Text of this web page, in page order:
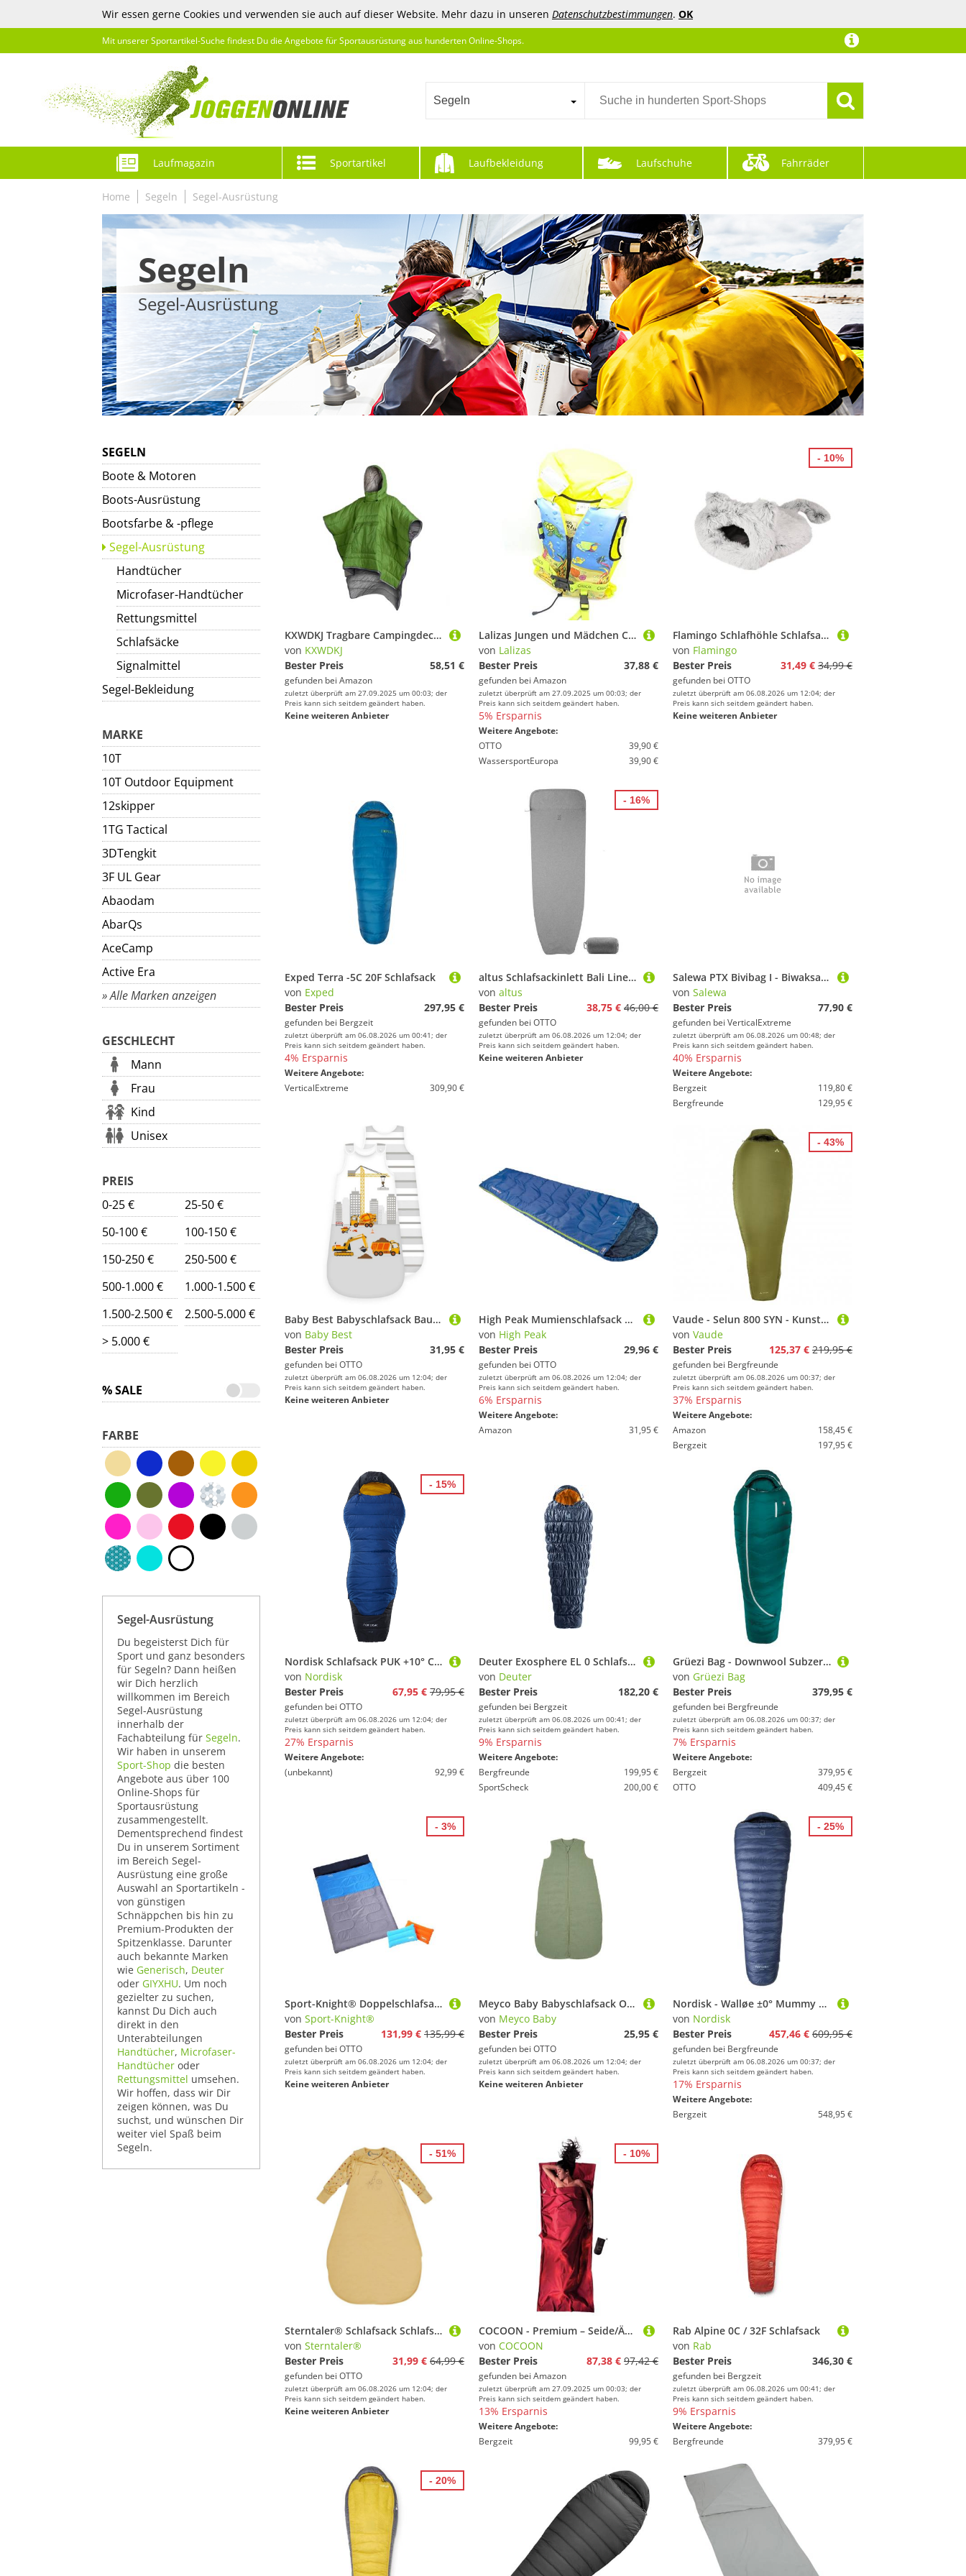
Wir essen gerne Cookies und verwenden sie auch auf dieser Website. Mehr dazu in unseren Datenschutzbestimmungen. OK
Mit unserer Sportartikel-Suche findest Du die Angebote für Sportausrüstung aus hunderten Online-Shops.
Segeln
Laufmagazin Sportartikel Laufbekleidung Laufschuhe Fahrräder
Home Segeln Segel-Ausrüstung
Segeln
Segel-Ausrüstung
SEGELN
Boote & Motoren
Boots-Ausrüstung
Bootsfarbe & -pflege
Segel-Ausrüstung
Handtücher
Microfaser-Handtücher
Rettungsmittel
Schlafsäcke
Signalmittel
Segel-Bekleidung
MARKE
10T
10T Outdoor Equipment
12skipper
1TG Tactical
3DTengkit
3F UL Gear
Abaodam
AbarQs
AceCamp
Active Era
» Alle Marken anzeigen
GESCHLECHT
Mann
Frau
Kind
Unisex
PREIS
0-25 €
25-50 €
50-100 €
100-150 €
150-250 €
250-500 €
500-1.000 €
1.000-1.500 €
1.500-2.500 €
2.500-5.000 €
> 5.000 €
% SALE
FARBE
Segel-Ausrüstung
Du begeisterst Dich für
Sport und ganz besonders
für Segeln? Dann heißen
wir Dich herzlich
willkommen im Bereich
Segel-Ausrüstung
innerhalb der
Fachabteilung für Segeln.
Wir haben in unserem
Sport-Shop die besten
Angebote aus über 100
Online-Shops für
Sportausrüstung
zusammengestellt.
Dementsprechend findest
Du in unserem Sortiment
im Bereich Segel-
Ausrüstung eine große
Auswahl an Sportartikeln -
von günstigen
Schnäppchen bis hin zu
Premium-Produkten der
Spitzenklasse. Darunter
auch bekannte Marken
wie Generisch, Deuter
oder GIYXHU. Um noch
gezielter zu suchen,
kannst Du Dich auch
direkt in den
Unterabteilungen
Handtücher, Microfaser-
Handtücher oder
Rettungsmittel umsehen.
Wir hoffen, dass wir Dir
zeigen können, was Du
suchst, und wünschen Dir
weiter viel Spaß beim
Segeln.
KXWDKJ Tragbare Campingdecke, wasserdicht, tragbar, Schlafsack für Erwachsene, für Rucksackreisen, Wandern, Jagd, Angeln, Outdoor-Sport (grün)
von KXWDKJ
Bester Preis
58,51 €
gefunden bei Amazon
zuletzt überprüft am 27.09.2025 um 00:03; der
Preis kann sich seitdem geändert haben.
Keine weiteren Anbieter
Lalizas Jungen und Mädchen Chico Rettungsweste, Gelb/Blau, 30-40 kg
von Lalizas
Bester Preis
37,88 €
gefunden bei Amazon
zuletzt überprüft am 27.09.2025 um 00:03; der
Preis kann sich seitdem geändert haben.
5% Ersparnis
Weitere Angebote:
OTTO
39,90 €
WassersportEuropa
39,90 €
Flamingo Schlafhöhle Schlafsack Alba weiß
von Flamingo
Bester Preis
31,49 € 34,99 €
gefunden bei OTTO
zuletzt überprüft am 06.08.2026 um 12:04; der
Preis kann sich seitdem geändert haben.
Keine weiteren Anbieter
- 10%
Exped Terra -5C 20F Schlafsack
von Exped
Bester Preis
297,95 €
gefunden bei Bergzeit
zuletzt überprüft am 06.08.2026 um 00:41; der
Preis kann sich seitdem geändert haben.
4% Ersparnis
Weitere Angebote:
VerticalExtreme
309,90 €
altus Schlafsackinlett Bali Liner Schlafsack Hüttenschlafsack Inlett 60% Baumwolle 210 cm, weich, robust und leicht
von altus
Bester Preis
38,75 € 46,00 €
gefunden bei OTTO
zuletzt überprüft am 06.08.2026 um 12:04; der
Preis kann sich seitdem geändert haben.
Keine weiteren Anbieter
- 16%
Salewa PTX Bivibag I - Biwaksack
von Salewa
Bester Preis
77,90 €
gefunden bei VerticalExtreme
zuletzt überprüft am 06.08.2026 um 00:48; der
Preis kann sich seitdem geändert haben.
40% Ersparnis
Weitere Angebote:
Bergzeit
119,80 €
Bergfreunde
129,95 €
Baby Best Babyschlafsack Baustelle (1 tlg)
von Baby Best
Bester Preis
31,95 €
gefunden bei OTTO
zuletzt überprüft am 06.08.2026 um 12:04; der
Preis kann sich seitdem geändert haben.
Keine weiteren Anbieter
High Peak Mumienschlafsack Easy Travel, PFC frei
von High Peak
Bester Preis
29,96 €
gefunden bei OTTO
zuletzt überprüft am 06.08.2026 um 12:04; der
Preis kann sich seitdem geändert haben.
6% Ersparnis
Weitere Angebote:
Amazon
31,95 €
Vaude - Selun 800 SYN - Kunstfaserschlafsack Gr 220 x 80 x 50 cm avocado
von Vaude
Bester Preis
125,37 € 219,95 €
gefunden bei Bergfreunde
zuletzt überprüft am 06.08.2026 um 00:37; der
Preis kann sich seitdem geändert haben.
37% Ersparnis
Weitere Angebote:
Amazon
158,45 €
Bergzeit
197,95 €
- 43%
Nordisk Schlafsack PUK +10° CURVE M (1 tlg)
von Nordisk
Bester Preis
67,95 € 79,95 €
gefunden bei OTTO
zuletzt überprüft am 06.08.2026 um 12:04; der
Preis kann sich seitdem geändert haben.
27% Ersparnis
Weitere Angebote:
(unbekannt)
92,99 €
- 15%
Deuter Exosphere EL 0 Schlafsack
von Deuter
Bester Preis
182,20 €
gefunden bei Bergzeit
zuletzt überprüft am 06.08.2026 um 00:41; der
Preis kann sich seitdem geändert haben.
9% Ersparnis
Weitere Angebote:
Bergfreunde
199,95 €
SportScheck
200,00 €
Grüezi Bag - Downwool Subzero 2.0 - Daunenschlafsack Gr bis 185 cm Körpergröße grün
von Grüezi Bag
Bester Preis
379,95 €
gefunden bei Bergfreunde
zuletzt überprüft am 06.08.2026 um 00:37; der
Preis kann sich seitdem geändert haben.
7% Ersparnis
Weitere Angebote:
Bergzeit
379,95 €
OTTO
409,45 €
Sport-Knight® Doppelschlafsack Camping Doppelschlafsack 2 Personen – warm, teilbar, wasserabweisend, Inklusive Kissen, Teilbar in zwei einzelne Schlafsäcke
von Sport-Knight®
Bester Preis
131,99 € 135,99 €
gefunden bei OTTO
zuletzt überprüft am 06.08.2026 um 12:04; der
Preis kann sich seitdem geändert haben.
Keine weiteren Anbieter
- 3%
Meyco Baby Babyschlafsack Olive Green (100% Baumwolle, 1 tlg., 60cm), 60cm
von Meyco Baby
Bester Preis
25,95 €
gefunden bei OTTO
zuletzt überprüft am 06.08.2026 um 12:04; der
Preis kann sich seitdem geändert haben.
Keine weiteren Anbieter
Nordisk - Walløe ±0° Mummy Sleeping Bag - Daunenschlafsack Gr L - bis 190 cm blau
von Nordisk
Bester Preis
457,46 € 609,95 €
gefunden bei Bergfreunde
zuletzt überprüft am 06.08.2026 um 00:37; der
Preis kann sich seitdem geändert haben.
17% Ersparnis
Weitere Angebote:
Bergzeit
548,95 €
- 25%
Sterntaler® Schlafsack Schlafsack mit Armen 90cm Safari (1 tlg)
von Sterntaler®
Bester Preis
31,99 € 64,99 €
gefunden bei OTTO
zuletzt überprüft am 06.08.2026 um 12:04; der
Preis kann sich seitdem geändert haben.
Keine weiteren Anbieter
- 51%
COCOON - Premium – Seide/Ägyptische Baumwolle Travelsheet – Mönchsrot
von COCOON
Bester Preis
87,38 € 97,42 €
gefunden bei Amazon
zuletzt überprüft am 27.09.2025 um 00:03; der
Preis kann sich seitdem geändert haben.
13% Ersparnis
Weitere Angebote:
Bergzeit
99,95 €
- 10%
Rab Alpine 0C / 32F Schlafsack
von Rab
Bester Preis
346,30 €
gefunden bei Bergzeit
zuletzt überprüft am 06.08.2026 um 00:41; der
Preis kann sich seitdem geändert haben.
9% Ersparnis
Weitere Angebote:
Bergfreunde
379,95 €
- 20%